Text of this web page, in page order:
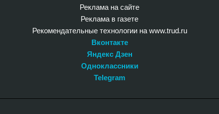
Реклама на сайте
Реклама в газете
Рекомендательные технологии на www.trud.ru
Вконтакте
Яндекс Дзен
Одноклассники
Telegram